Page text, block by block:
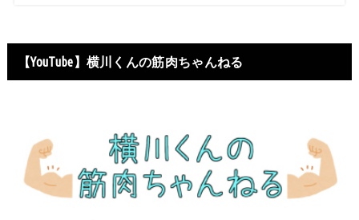
【YouTube】横川くんの筋肉ちゃんねる